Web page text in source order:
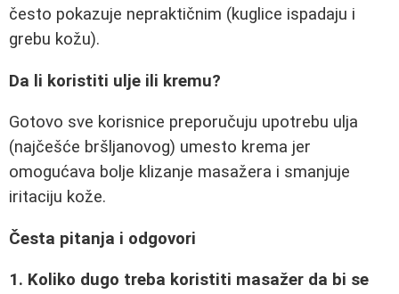
često pokazuje nepraktičnim (kuglice ispadaju i
grebu kožu).
Da li koristiti ulje ili kremu?
Gotovo sve korisnice preporučuju upotrebu ulja
(najčešće bršljanovog) umesto krema jer
omogućava bolje klizanje masažera i smanjuje
iritaciju kože.
Česta pitanja i odgovori
1. Koliko dugo treba koristiti masažer da bi se